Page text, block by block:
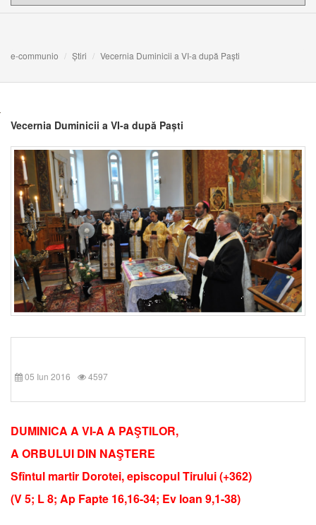
e-communio Știri Vecernia Duminicii a VI-a după Paști
Vecernia Duminicii a VI-a după Paști
05 Iun 2016 4597
DUMINICA A VI-A A PAŞTILOR,
A ORBULUI DIN NAŞTERE
Sfîntul martir Dorotei, episcopul Tirului (+362)
(V 5; L 8; Ap Fapte 16,16-34; Ev Ioan 9,1-38)